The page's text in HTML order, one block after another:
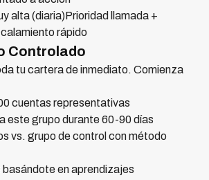
alta (diaria)Prioridad llamada +
rápido
Controlado
tu cartera de inmediato. Comienza
cuentas representativas
este grupo durante 60-90 días
vs. grupo de control con método
en aprendizajes